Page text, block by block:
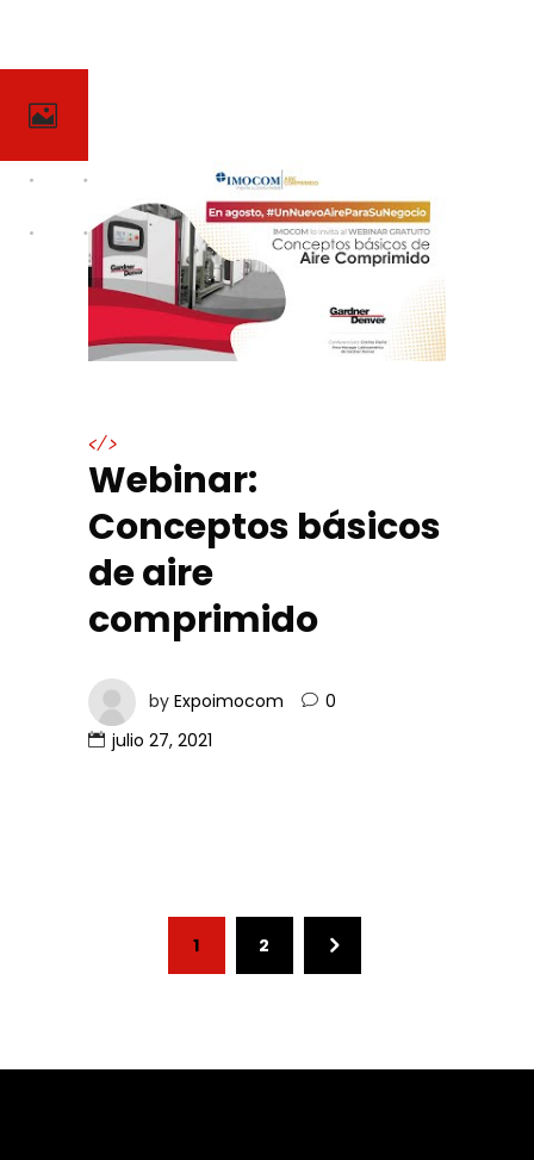
</>
Webinar:
Conceptos básicos
de aire
comprimido
by Expoimocom
0
julio 27, 2021
1 2